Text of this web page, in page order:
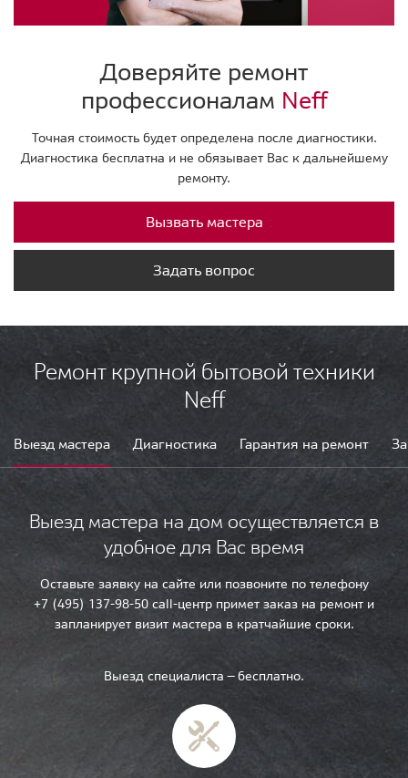
Доверяйте ремонт
профессионалам Neff
Точная стоимость будет определена после диагностики.
Диагностика бесплатна и не обязывает Вас к дальнейшему
ремонту.
Вызвать мастера
Задать вопрос
Ремонт крупной бытовой техники
Neff
Выезд мастера Диагностика Гарантия на ремонт
Выезд мастера на дом осуществляется в
удобное для Вас время
Оставьте заявку на сайте или позвоните по телефону
+7 (495) 137-98-50 call-центр примет заказ на ремонт и
запланирует визит мастера в кратчайшие сроки.
Выезд специалиста — бесплатно.